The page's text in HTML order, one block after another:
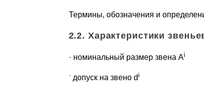
Термины, обозначения и
2.2. Характеристики
· номинальный размер звена Ai
· допуск на звено di